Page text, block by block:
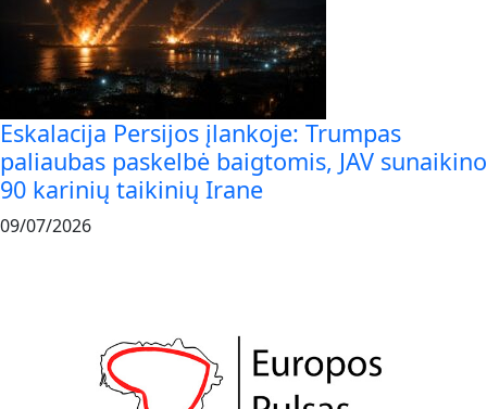
Eskalacija Persijos įlankoje: Trumpas
paliaubas paskelbė baigtomis, JAV sunaikino
90 karinių taikinių Irane
09/07/2026